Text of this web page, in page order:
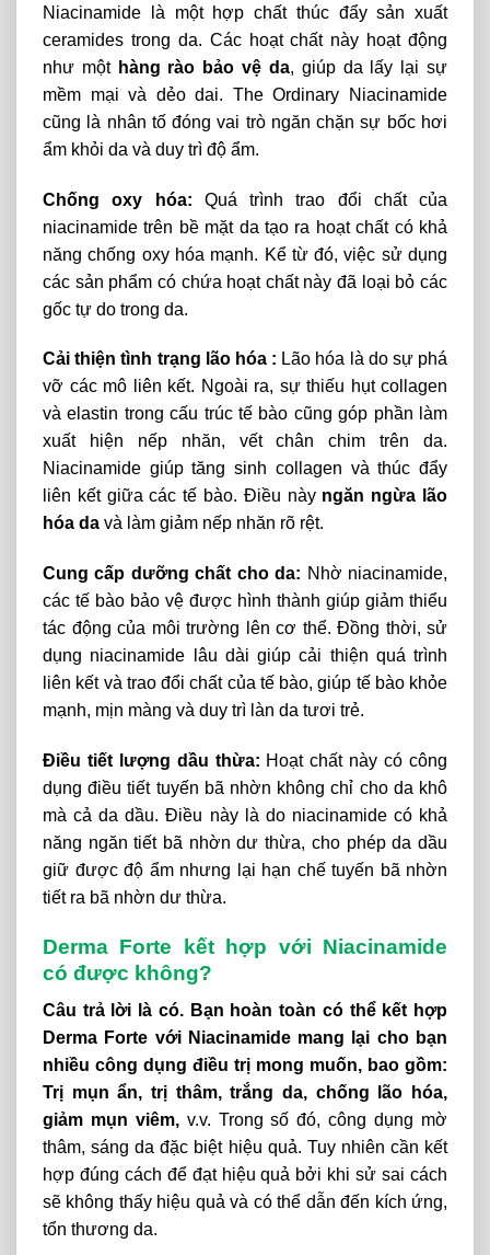
Niacinamide là một hợp chất thúc đẩy sản xuất
ceramides trong da. Các hoạt chất này hoạt động
như một hàng rào bảo vệ da, giúp da lấy lại sự
mềm mại và dẻo dai. The Ordinary Niacinamide
cũng là nhân tố đóng vai trò ngăn chặn sự bốc hơi
ẩm khỏi da và duy trì độ ẩm.
Chống oxy hóa: Quá trình trao đổi chất của
niacinamide trên bề mặt da tạo ra hoạt chất có khả
năng chống oxy hóa mạnh. Kể từ đó, việc sử dụng
các sản phẩm có chứa hoạt chất này đã loại bỏ các
gốc tự do trong da.
Cải thiện tình trạng lão hóa : Lão hóa là do sự phá
vỡ các mô liên kết. Ngoài ra, sự thiếu hụt collagen
và elastin trong cấu trúc tế bào cũng góp phần làm
xuất hiện nếp nhăn, vết chân chim trên da.
Niacinamide giúp tăng sinh collagen và thúc đẩy
liên kết giữa các tế bào. Điều này ngăn ngừa lão
hóa da và làm giảm nếp nhăn rõ rệt.
Cung cấp dưỡng chất cho da: Nhờ niacinamide,
các tế bào bảo vệ được hình thành giúp giảm thiểu
tác động của môi trường lên cơ thể. Đồng thời, sử
dụng niacinamide lâu dài giúp cải thiện quá trình
liên kết và trao đổi chất của tế bào, giúp tế bào khỏe
mạnh, mịn màng và duy trì làn da tươi trẻ.
Điều tiết lượng dầu thừa: Hoạt chất này có công
dụng điều tiết tuyến bã nhờn không chỉ cho da khô
mà cả da dầu. Điều này là do niacinamide có khả
năng ngăn tiết bã nhờn dư thừa, cho phép da dầu
giữ được độ ẩm nhưng lại hạn chế tuyến bã nhờn
tiết ra bã nhờn dư thừa.
Derma Forte kết hợp với Niacinamide
có được không?
Câu trả lời là có. Bạn hoàn toàn có thể kết hợp
Derma Forte với Niacinamide mang lại cho bạn
nhiều công dụng điều trị mong muốn, bao gồm:
Trị mụn ẩn, trị thâm, trắng da, chống lão hóa,
giảm mụn viêm, v.v. Trong số đó, công dụng mờ
thâm, sáng da đặc biệt hiệu quả. Tuy nhiên cần kết
hợp đúng cách để đạt hiệu quả bởi khi sử sai cách
sẽ không thấy hiệu quả và có thể dẫn đến kích ứng,
tổn thương da.